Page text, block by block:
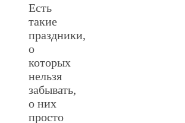
Есть
такие
праздники,
о
которых
нельзя
забывать,
о них
просто